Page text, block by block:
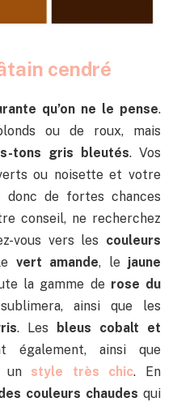
cendré
qu’on ne le pense.
ou de roux, mais
tons gris bleutés. Vos
ou noisette et votre
donc de fortes chances
conseil, ne recherchez
vous vers les couleurs
vert amande, le jaune
la gamme de rose du
ainsi que les
. Les
bleus cobalt et
également, ainsi que
un style très chic. En
couleurs chaudes qui